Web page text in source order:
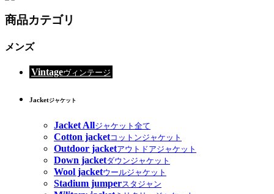
商品カテゴリ
メンズ
Vintageヴィンテージ
Jacketジャケット
Jacket Allジャケット全て
Cotton jacketコットンジャケット
Outdoor jacketアウトドアジャケット
Down jacketダウンジャケット
Wool jacketウールジャケット
Stadium jumperスタジャン